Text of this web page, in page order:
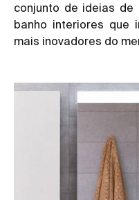
conjunto de ideias de
banho interiores que
mais inovadores do